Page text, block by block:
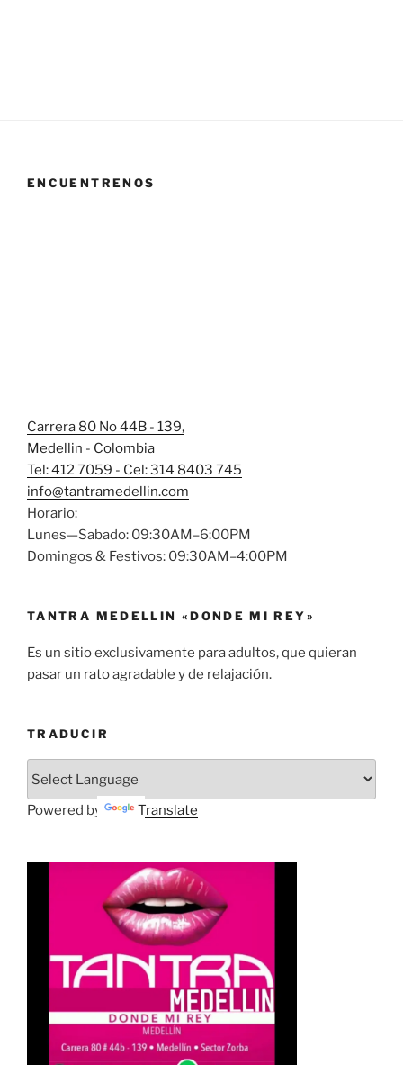
ENCUENTRENOS
Carrera 80 No 44B - 139,
Medellin - Colombia
Tel: 412 7059 - Cel: 314 8403 745
info@tantramedellin.com
Horario:
Lunes—Sabado: 09:30AM–6:00PM
Domingos & Festivos: 09:30AM–4:00PM
TANTRA MEDELLIN «DONDE MI REY»
Es un sitio exclusivamente para adultos, que quieran
pasar un rato agradable y de relajación.
TRADUCIR
Powered by Translate